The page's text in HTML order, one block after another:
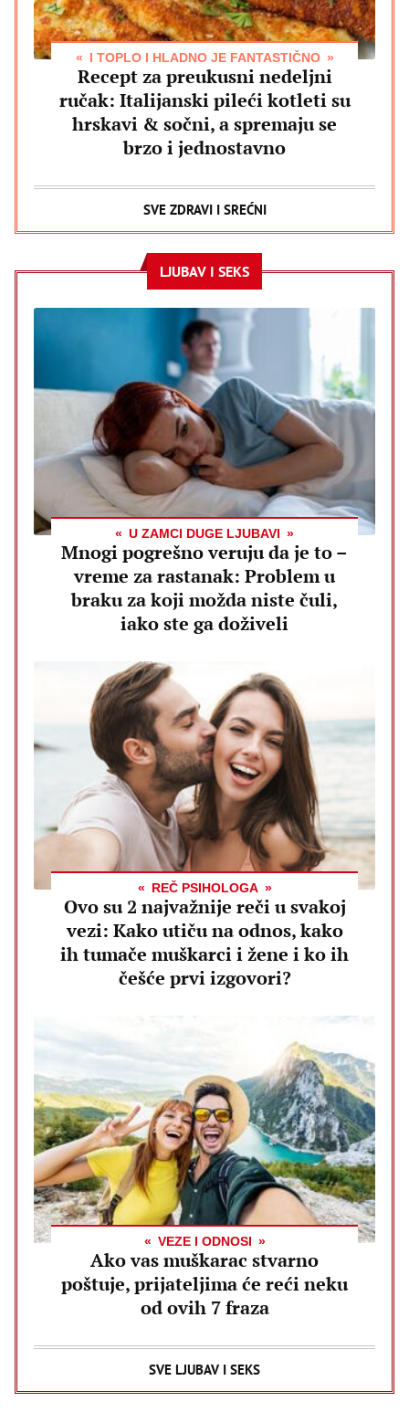
I TOPLO I HLADNO JE FANTASTIČNO
Recept za preukusni nedeljni
ručak: Italijanski pileći kotleti su
hrskavi & sočni, a spremaju se
brzo i jednostavno
SVE ZDRAVI I SREĆNI
LJUBAV I SEKS
U ZAMCI DUGE LJUBAVI
Mnogi pogrešno veruju da je to –
vreme za rastanak: Problem u
braku za koji možda niste čuli,
iako ste ga doživeli
REČ PSIHOLOGA
Ovo su 2 najvažnije reči u svakoj
vezi: Kako utiču na odnos, kako
ih tumače muškarci i žene i ko ih
češće prvi izgovori?
VEZE I ODNOSI
Ako vas muškarac stvarno
poštuje, prijateljima će reći neku
od ovih 7 fraza
SVE LJUBAV I SEKS